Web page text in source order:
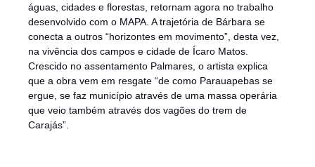
águas, cidades e florestas, retornam agora no trabalho
desenvolvido com o MAPA. A trajetória de Bárbara se
conecta a outros “horizontes em movimento”, desta vez,
na vivência dos campos e cidade de Ícaro Matos.
Crescido no assentamento Palmares, o artista explica
que a obra vem em resgate “de como Parauapebas se
ergue, se faz município através de uma massa operária
que veio também através dos vagões do trem de
Carajás”.